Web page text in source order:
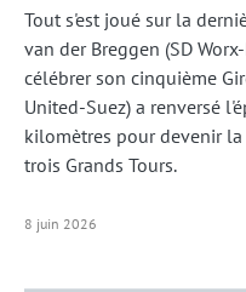
Tout s'est joué sur la
van der Breggen (SD
célébrer son cinquième
United-Suez) a renversé
kilomètres pour devenir
trois Grands Tours.
8 juin 2026